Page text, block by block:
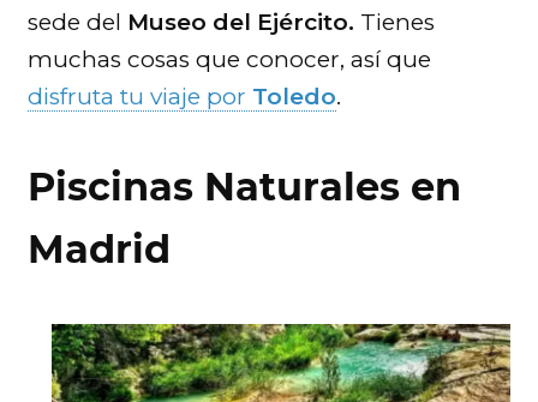
sede del Museo del Ejército. Tienes
muchas cosas que conocer, así que
disfruta tu viaje por Toledo.
Piscinas Naturales en
Madrid